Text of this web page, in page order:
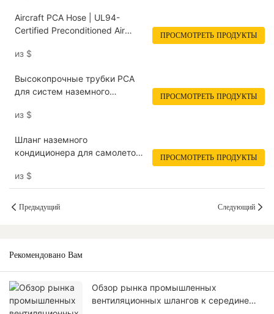
Aircraft PCA Hose | UL94-
Certified Preconditioned Air
<000000> Air Conditioning
из $
ПРОСМОТРЕТЬ ПРОДУКТЫ
Высокопрочные трубки PCA
для систем наземного
аэропортах | NUOENWEI
из $
ПРОСМОТРЕТЬ ПРОДУКТЫ
Шланг наземного
кондиционера для самолетов
изоляция для военных или
коммерческих самолетов
NUOENWEI
из $
ПРОСМОТРЕТЬ ПРОДУКТЫ
Предыдущий Следующий
Рекомендовано Вам
Обзор рынка промышленных
вентиляционных шлангов к середине